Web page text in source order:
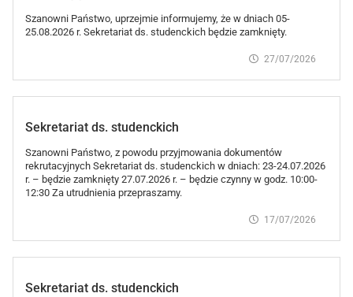
Szanowni Państwo, uprzejmie informujemy, że w dniach 05-
25.08.2026 r. Sekretariat ds. studenckich będzie zamknięty.
27/07/2026
Sekretariat ds. studenckich
Szanowni Państwo, z powodu przyjmowania dokumentów
rekrutacyjnych Sekretariat ds. studenckich w dniach: 23-24.07.2026
r. – będzie zamknięty 27.07.2026 r. – będzie czynny w godz. 10:00-
12:30 Za utrudnienia przepraszamy.
17/07/2026
Sekretariat ds. studenckich